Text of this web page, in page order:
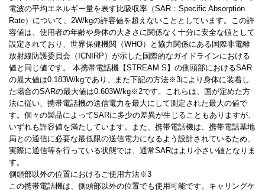
電波の平均エネルギー量を表す比吸収率（SAR：Specific Absorption
Rate）について、2W/kgの許容値を超えないこととしています。この許
容値は、使用者の年齢や身体の大きさに関係なく十分に安全な値として
設定されており、世界保健機関（WHO）と協力関係にある国際非電離
放射線防護委員会（ICNIRP）が示した国際的なガイドラインにおける
値と同じ値です。 本携帯電話機【STREAM S】の側頭部におけるSAR
の最大値は0.183W/kgであり、また下記の方法※3により身体に装着し
た場合のSARの最大値は0.603W/kg※2です。これらは、国が定めた方
法に従い、携帯電話機の送信電力を最大にして測定された最大の値で
す。個々の製品によってSARに多少の差異が生じることもありますが、
いずれも許容値を満たしています。また、携帯電話機は、携帯電話基地
局との通信に必要な最低限の送信電力になるよう設計されているため、
実際に通信等を行っている状態では、通常SARはより小さい値となりま
す。
側頭部以外の位置におけるご使用方法※3
この携帯電話機は、側頭部以外の位置でも使用可能です。キャリングケ